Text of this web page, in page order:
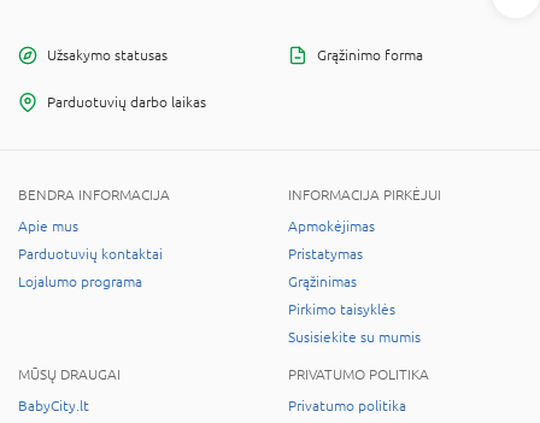
Užsakymo statusas Grąžinimo forma
Parduotuvių darbo laikas
BENDRA INFORMACIJA
Apie mus
Parduotuvių kontaktai
Lojalumo programa
INFORMACIJA PIRKĖJUI
Apmokėjimas
Pristatymas
Grąžinimas
Pirkimo taisyklės
Susisiekite su mumis
MŪSŲ DRAUGAI
BabyCity.lt
PRIVATUMO POLITIKA
Privatumo politika